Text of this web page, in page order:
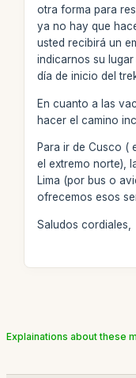
otra forma para
ya no hay que
usted recibirá un
indicarnos su
día de inicio del
En cuanto a las
hacer el camino
Para ir de Cusco (
el extremo norte),
Lima (por bus o
ofrecemos esos
Saludos cordiales,
Explainations about these